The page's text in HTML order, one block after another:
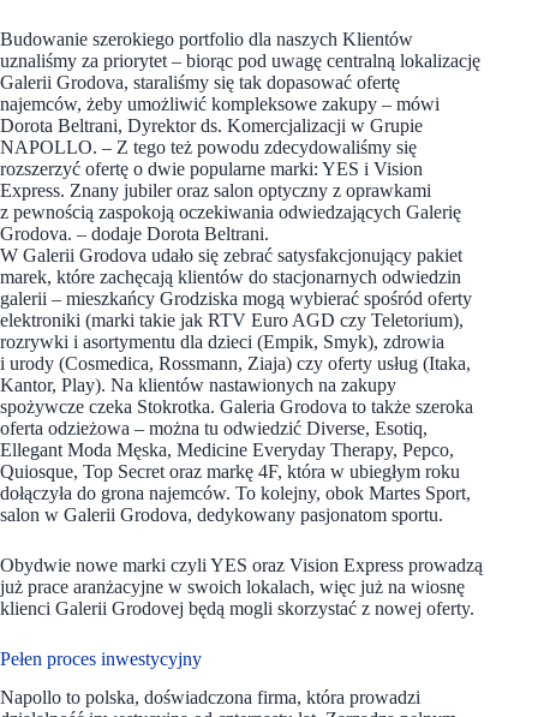
Budowanie szerokiego portfolio dla naszych Klientów
uznaliśmy za priorytet – biorąc pod uwagę centralną lokalizację
Galerii Grodova, staraliśmy się tak dopasować ofertę
najemców, żeby umożliwić kompleksowe zakupy – mówi
Dorota Beltrani, Dyrektor ds. Komercjalizacji w Grupie
NAPOLLO. – Z tego też powodu zdecydowaliśmy się
rozszerzyć ofertę o dwie popularne marki: YES i Vision
Express. Znany jubiler oraz salon optyczny z oprawkami
z pewnością zaspokoją oczekiwania odwiedzających Galerię
Grodova. – dodaje Dorota Beltrani.
W Galerii Grodova udało się zebrać satysfakcjonujący pakiet
marek, które zachęcają klientów do stacjonarnych odwiedzin
galerii – mieszkańcy Grodziska mogą wybierać spośród oferty
elektroniki (marki takie jak RTV Euro AGD czy Teletorium),
rozrywki i asortymentu dla dzieci (Empik, Smyk), zdrowia
i urody (Cosmedica, Rossmann, Ziaja) czy oferty usług (Itaka,
Kantor, Play). Na klientów nastawionych na zakupy
spożywcze czeka Stokrotka. Galeria Grodova to także szeroka
oferta odzieżowa – można tu odwiedzić Diverse, Esotiq,
Ellegant Moda Męska, Medicine Everyday Therapy, Pepco,
Quiosque, Top Secret oraz markę 4F, która w ubiegłym roku
dołączyła do grona najemców. To kolejny, obok Martes Sport,
salon w Galerii Grodova, dedykowany pasjonatom sportu.
Obydwie nowe marki czyli YES oraz Vision Express prowadzą
już prace aranżacyjne w swoich lokalach, więc już na wiosnę
klienci Galerii Grodovej będą mogli skorzystać z nowej oferty.
Pełen proces inwestycyjny
Napollo to polska, doświadczona firma, która prowadzi